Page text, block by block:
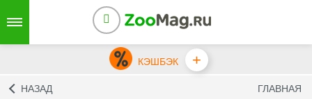
КЭШБЭК +
НАЗАД ГЛАВНАЯ